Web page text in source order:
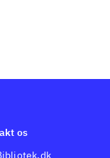
os